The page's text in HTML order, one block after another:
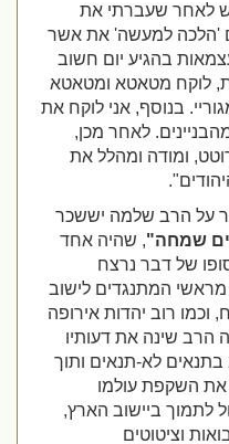
לאחר שעברתי את
'הלכה למעשה' את אשר
בהגיע יום חשוב
לוקח מטאטא ומטאטא
בנוסף, אני לוקח את
לאחר מכן,
ומודה ומהלל את
על הרב שלמה יששכר
שמחה", שהיה אחד
של דבר נרצח
המתנגדים לישוב
רוב יהדות אירופה
שינה את דעותיו
לא-תנאים ותוך
השקפת עולמו
ביישוב הארץ,
וציטוטים